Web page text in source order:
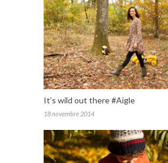
It’s wild out there #Aigle
18 novembre 2014